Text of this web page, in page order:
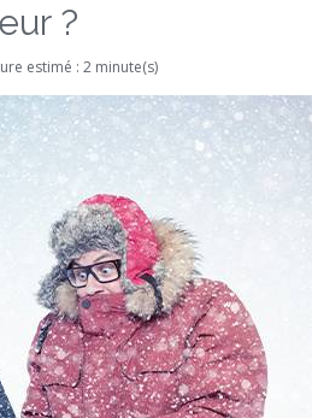
?
estimé : 2 minute(s)